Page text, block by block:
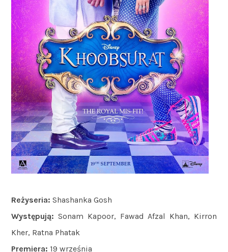
Reżyseria: Shashanka Gosh
Występują:Sonam Kapoor, Fawad Afzal Khan, Kirron
Kher, Ratna Phatak
Premiera: 19 września